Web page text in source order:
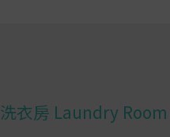
洗衣房 Laundry Room